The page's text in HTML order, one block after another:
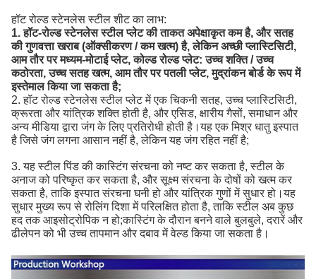
हॉट रोल्ड स्टेनलेस स्टील शीट का लाभ:
1. हॉट-रोल्ड स्टेनलेस स्टील प्लेट की ताकत अपेक्षाकृत कम है, और सतह
की गुणवत्ता खराब (ऑक्सीकरण / कम खत्म) है, लेकिन अच्छी प्लास्टिसिटी,
आम तौर पर मध्यम-मोटाई प्लेट, कोल्ड रोल्ड प्लेट: उच्च शक्ति / उच्च
कठोरता, उच्च सतह खत्म, आम तौर पर पतली प्लेट, मुद्रांकन बोर्ड के रूप में
इस्तेमाल किया जा सकता है;
2. हॉट रोल्ड स्टेनलेस स्टील प्लेट में एक चिकनी सतह, उच्च प्लास्टिसिटी,
क्रूरता और यांत्रिक शक्ति होती है, और एसिड, क्षारीय गैसों, समाधान और
अन्य मीडिया द्वारा जंग के लिए प्रतिरोधी होती है।यह एक मिश्र धातु इस्पात
है जिसे जंग लगना आसान नहीं है, लेकिन यह जंग रहित नहीं है;
3. यह स्टील पिंड की कास्टिंग संरचना को नष्ट कर सकता है, स्टील के
अनाज को परिष्कृत कर सकता है, और सूक्ष्म संरचना के दोषों को खत्म कर
सकता है, ताकि इस्पात संरचना घनी हो और यांत्रिक गुणों में सुधार हो।यह
सुधार मुख्य रूप से रोलिंग दिशा में परिलक्षित होता है, ताकि स्टील अब कुछ
हद तक आइसोट्रोपिक न हो;कास्टिंग के दौरान बनने वाले बुलबुले, दरारें और
ढीलेपन को भी उच्च तापमान और दबाव में वेल्ड किया जा सकता है।